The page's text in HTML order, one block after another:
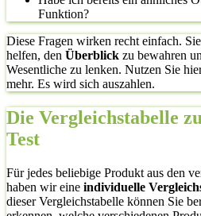
Funktion?
Diese Fragen wirken recht einfach.
helfen, den Überblick zu bewahren
Wesentliche zu lenken. Nutzen Sie
mehr. Es wird sich auszahlen.
Die Vergleichstabelle
Test
Für jedes beliebige Produkt aus den
haben wir eine individuelle
dieser Vergleichstabelle können Sie